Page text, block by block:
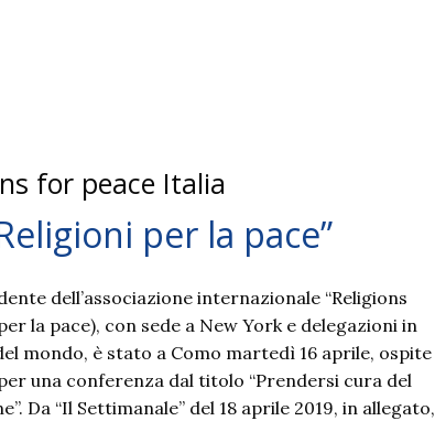
for peace Italia
per la pace”
dell’associazione internazionale “Religions
la pace), con sede a New York e delegazioni in
mondo, è stato a Como martedì 16 aprile, ospite
una conferenza dal titolo “Prendersi cura del
Da “Il Settimanale” del 18 aprile 2019, in allegato,